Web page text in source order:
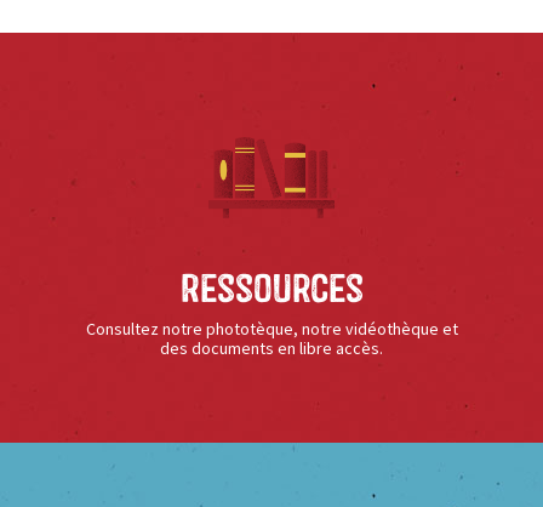
Ressources
Consultez notre phototèque, notre vidéothèque et
des documents en libre accès.